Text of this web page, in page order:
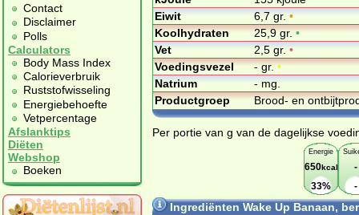
Contact
Disclaimer
Polls
Calculators
Body Mass Index
Calorieverbruik
Ruststofwisseling
Energiebehoefte
Vetpercentage
Afslanktips
Diëten
Webshop
Boeken
Eiwit
6,7 gr. •
Koolhydraten
25,9 gr.•
Vet
2,5 gr. •
Voedingsvezel
- gr.•
Natrium
- mg.
Productgroep
Brood- en
Per portie van g van de dagelijkse
Energie
650kcal
33%
-
-
Ingrediënten Wake Up Banaan,